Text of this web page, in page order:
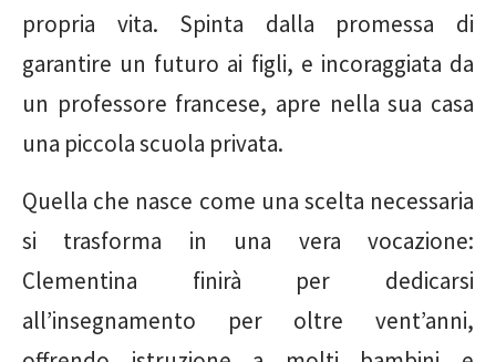
propria vita. Spinta dalla promessa di
garantire un futuro ai figli, e incoraggiata da
un professore francese, apre nella sua casa
una piccola scuola privata.
Quella che nasce come una scelta necessaria
si trasforma in una vera vocazione:
Clementina finirà per dedicarsi
all’insegnamento per oltre vent’anni,